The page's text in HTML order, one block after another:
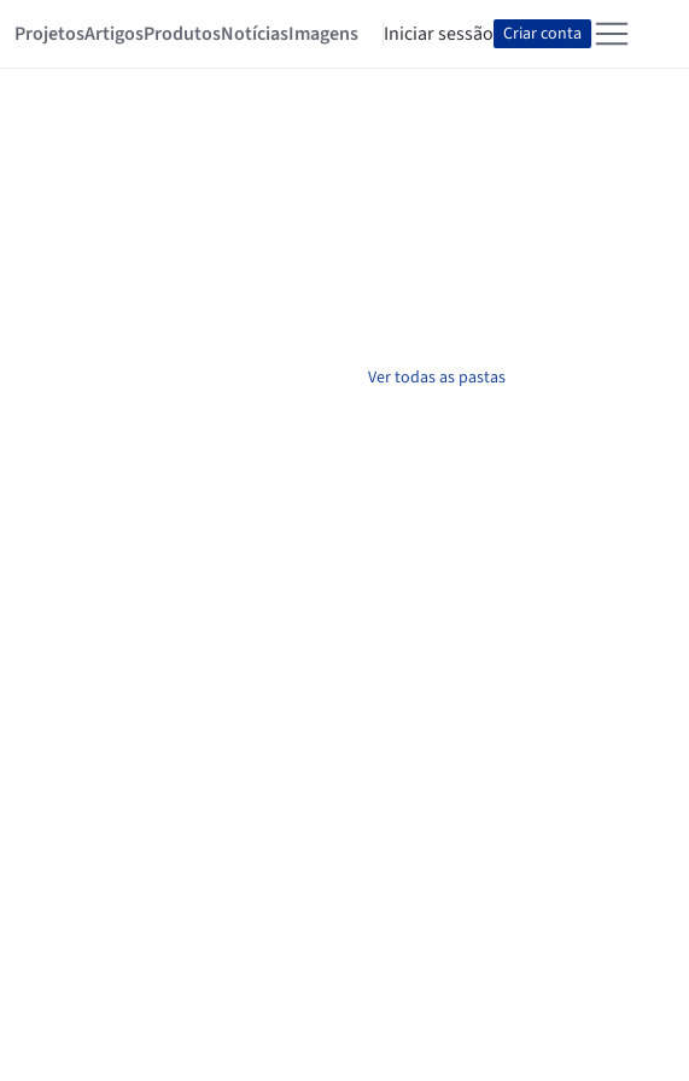
ProjetosArtigosProdutosNotíciasImagens Iniciar sessão Criar conta
Ver todas as pastas